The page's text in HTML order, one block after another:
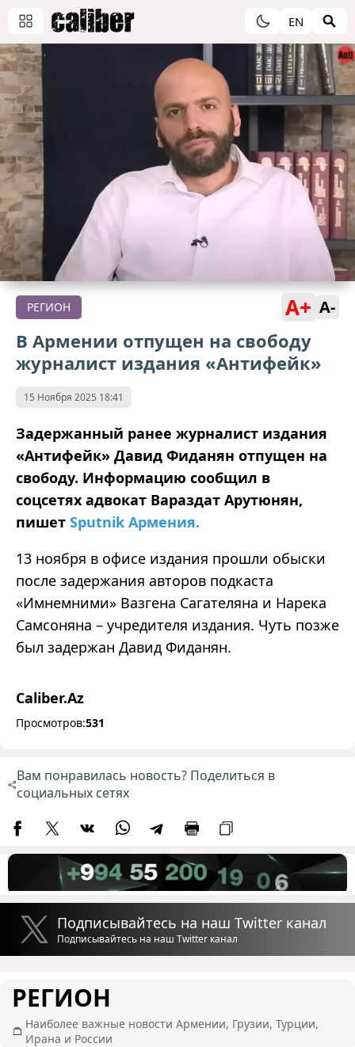
EN
РЕГИОН A+ A-
В Армении отпущен на свободу
журналист издания «Антифейк»
15 Ноября 2025 18:41
Задержанный ранее журналист издания
«Антифейк» Давид Фиданян отпущен на
свободу. Информацию сообщил в
соцсетях адвокат Вараздат Арутюнян,
пишет Sputnik Армения.
13 ноября в офисе издания прошли обыски
после задержания авторов подкаста
«Имнемними» Вазгена Сагателяна и Нарека
Самсоняна – учредителя издания. Чуть позже
был задержан Давид Фиданян.
Caliber.Az
Просмотров:531
Вам понравилась новость? Поделиться в
социальных сетях
Подписывайтесь на наш Twitter канал
Подписывайтесь на наш Twitter канал
РЕГИОН
Наиболее важные новости Армении, Грузии, Турции,
Ирана и России